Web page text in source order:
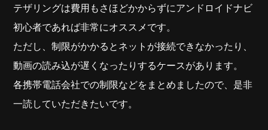
テザリングは費用もさほどかからずにアンドロイドナビ
初心者であれば非常にオススメです。
ただし、制限がかかるとネットが接続できなかったり、
動画の読み込が遅くなったりするケースがあります。
各携帯電話会社での制限などをまとめましたので、是非
一読していただきたいです。